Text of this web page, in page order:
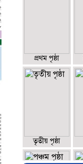
প্রথম পৃষ্ঠা
তৃতীয় পৃষ্ঠা